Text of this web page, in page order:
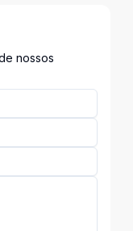
nossos